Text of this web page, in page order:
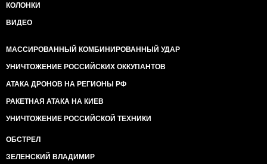
КОЛОНКИ
ВИДЕО
МАССИРОВАННЫЙ КОМБИНИРОВАННЫЙ УДАР
УНИЧТОЖЕНИЕ РОССИЙСКИХ ОККУПАНТОВ
АТАКА ДРОНОВ НА РЕГИОНЫ РФ
РАКЕТНАЯ АТАКА НА КИЕВ
УНИЧТОЖЕНИЕ РОССИЙСКОЙ ТЕХНИКИ
ОБСТРЕЛ
ЗЕЛЕНСКИЙ ВЛАДИМИР